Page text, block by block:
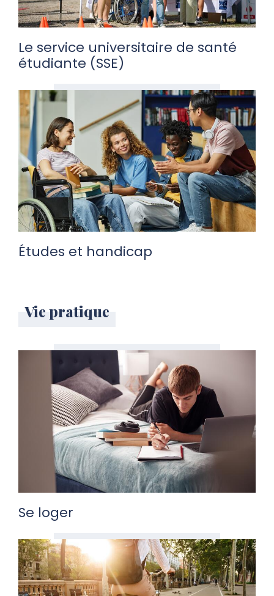
Le service universitaire de santé
étudiante (SSE)
Études et handicap
Vie pratique
Se loger